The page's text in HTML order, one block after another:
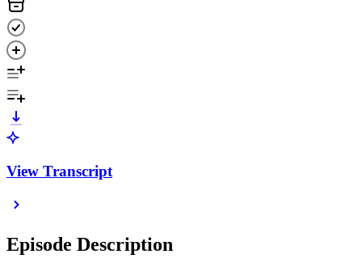
View Transcript
Episode Description